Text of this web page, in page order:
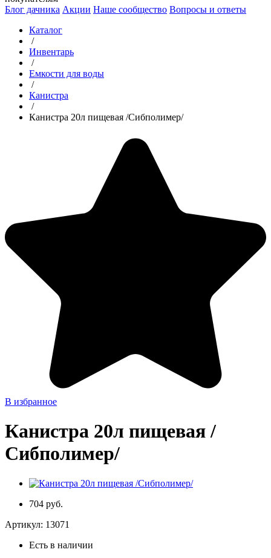
Блог дачника Акции Наше сообщество Вопросы и ответы
Каталог
/
Инвентарь
/
Емкости для воды
/
Канистра
/
Канистра 20л пищевая /Сибполимер/
В избранное
Канистра 20л пищевая /
Сибполимер/
704 руб.
Артикул: 13071
Есть в наличии